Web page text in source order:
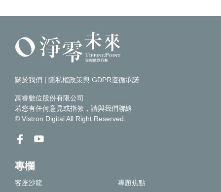
關於我們 | 隱私權政策與 GDPR遵循承諾
萬睿數位股份有限公司
若您有任何意見或指教，請與我們聯絡
© Vistron Digital All Right Reserved.
專欄
客座沙龍
專題焦點